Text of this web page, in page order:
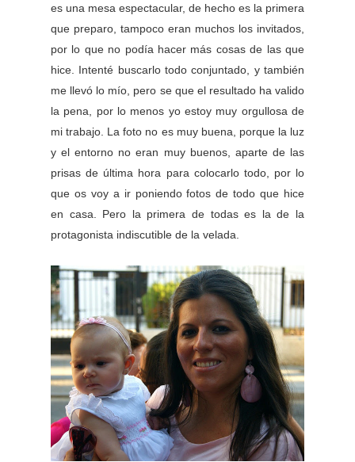
es una mesa espectacular, de hecho es la primera
que preparo, tampoco eran muchos los invitados,
por lo que no podía hacer más cosas de las que
hice. Intenté buscarlo todo conjuntado, y también
me llevó lo mío, pero se que el resultado ha valido
la pena, por lo menos yo estoy muy orgullosa de
mi trabajo. La foto no es muy buena, porque la luz
y el entorno no eran muy buenos, aparte de las
prisas de última hora para colocarlo todo, por lo
que os voy a ir poniendo fotos de todo que hice
en casa. Pero la primera de todas es la de la
protagonista indiscutible de la velada.